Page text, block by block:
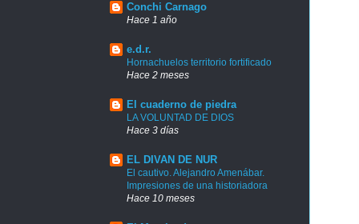
Conchi Carnago
Hace 1 año
e.d.r.
Hornachuelos territorio fortificado
Hace 2 meses
El cuaderno de piedra
LA VOLUNTAD DE DIOS
Hace 3 días
EL DIVAN DE NUR
El cautivo. Alejandro Amenábar.
Impresiones de una historiadora
Hace 10 meses